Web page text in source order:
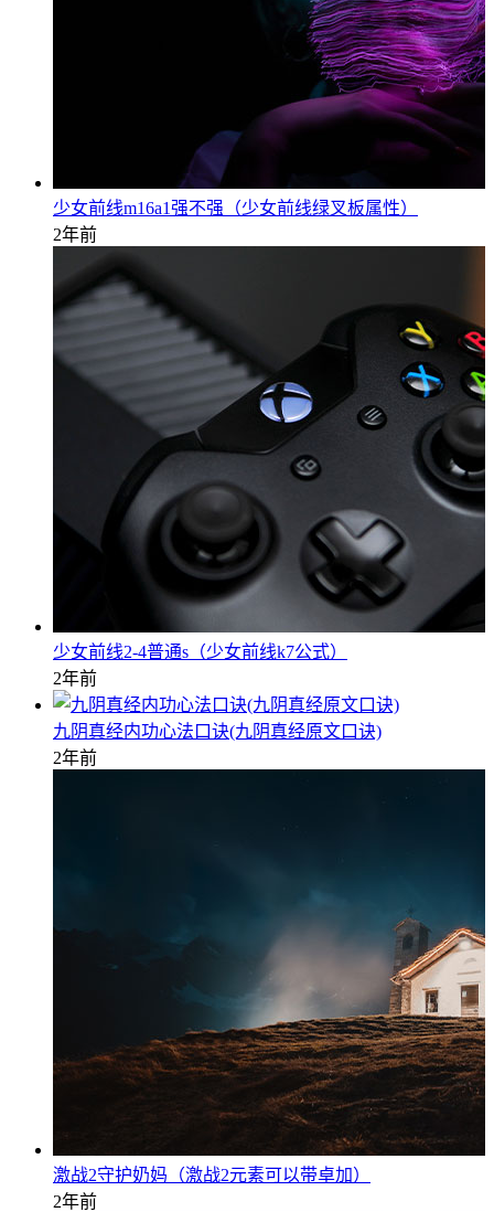
少女前线m16a1强不强（少女前线绿叉板属性）
2年前
少女前线2-4普通s（少女前线k7公式）
2年前
九阴真经内功心法口诀(九阴真经原文口诀)
2年前
激战2守护奶妈（激战2元素可以带卓加）
2年前